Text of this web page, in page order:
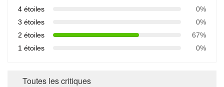
4 étoiles
0%
3 étoiles
0%
2 étoiles
67%
1 étoiles
0%
Toutes les critiques